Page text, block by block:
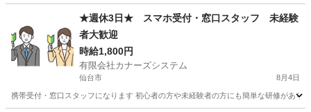
携帯ショップ スタッフ
★週休3日★ スマホ受付・窓口スタッフ 未経験
者大歓迎
時給1,800円
有限会社カナーズシステム
仙台市 8月4日
携帯受付・窓口スタッフになります 初心者の方や未経験者の方にも簡単な研修があ